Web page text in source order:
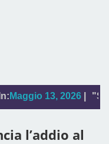
13, 2026 | "Sal Da
l’addio al